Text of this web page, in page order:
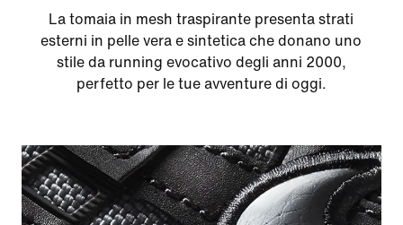
La tomaia in mesh traspirante presenta strati
esterni in pelle vera e sintetica che donano uno
stile da running evocativo degli anni 2000,
perfetto per le tue avventure di oggi.